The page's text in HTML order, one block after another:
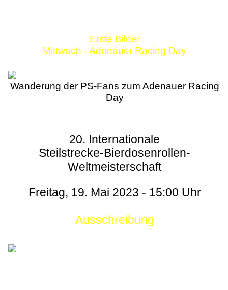
Erste Bilder
Mittwoch - Adenauer Racing Day
Wanderung der PS-Fans zum Adenauer Racing
Day
20. Internationale
Steilstrecke-Bierdosenrollen-
Weltmeisterschaft
Freitag, 19. Mai 2023 - 15:00 Uhr
Ausschreibung